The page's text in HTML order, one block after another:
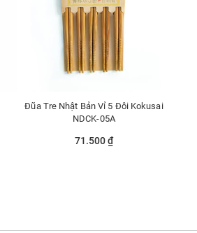
Đũa Tre Nhật Bản Vỉ 5 Đôi Kokusai
NDCK-05A
71.500 ₫